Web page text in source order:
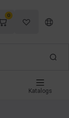
0
Katalogs